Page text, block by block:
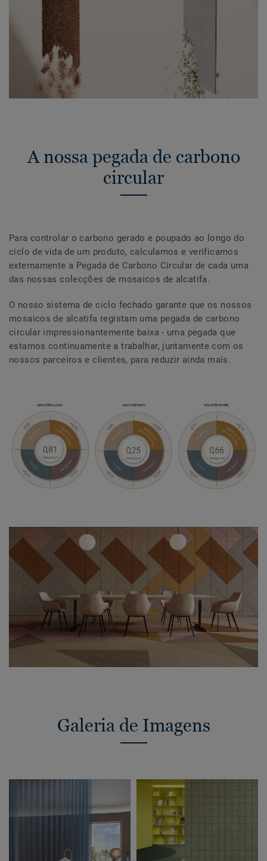
A nossa pegada de carbono
circular
Para controlar o carbono gerado e poupado ao longo do
ciclo de vida de um produto, calculamos e verificamos
externamente a Pegada de Carbono Circular de cada uma
das nossas colecções de mosaicos de alcatifa.
O nosso sistema de ciclo fechado garante que os nossos
mosaicos de alcatifa registam uma pegada de carbono
circular impressionantemente baixa - uma pegada que
estamos continuamente a trabalhar, juntamente com os
nossos parceiros e clientes, para reduzir ainda mais.
Galeria de Imagens